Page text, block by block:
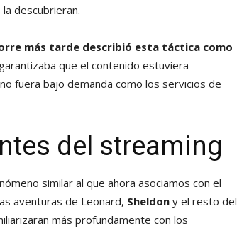
descubrieran.
más tarde describió esta táctica como
que el contenido estuviera
fuera bajo demanda como los servicios de
del streaming
similar al que ahora asociamos con el
aventuras de Leonard, Sheldon y el resto del
más profundamente con los